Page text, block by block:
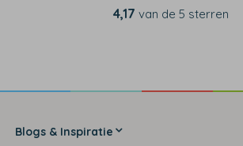
4,17 van de 5 sterren
Blogs & Inspiratie